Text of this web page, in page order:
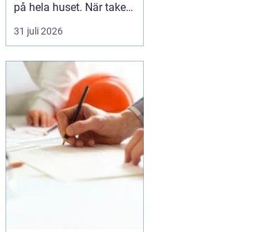
på hela huset. När taket
börjar bli slitet påverkar
det både tryggheten,
värdet på huset. Därför
blir valetav takläggare i
Jönköping avg...
31 juli 2026